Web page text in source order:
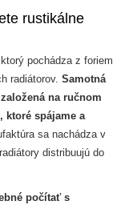
rustikálne
ktorý pochádza z foriem
radiátorov. Samotná
na ručnom
ktoré spájame a
sa nachádza v
distribuujú do
počítať s